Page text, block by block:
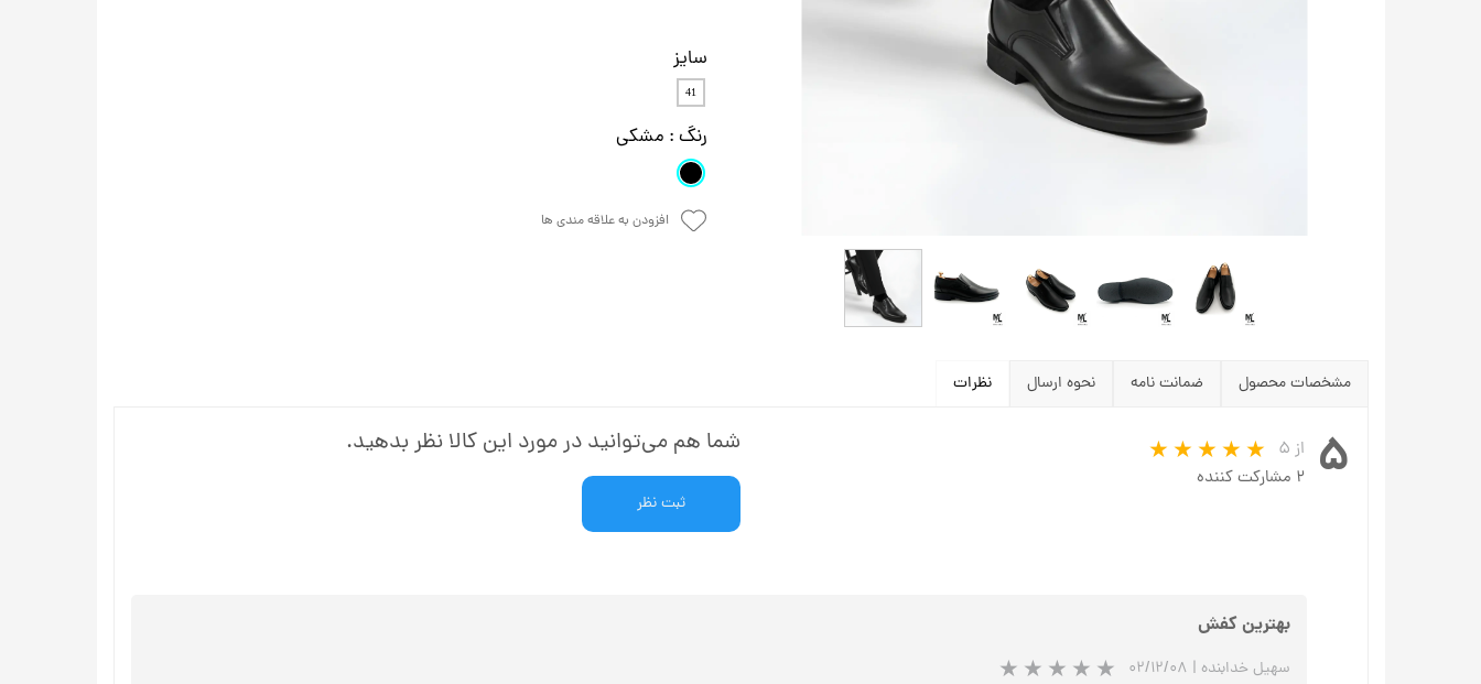
سایز
41
رنگ: مشکی
افزودن به علاقه مندی ها
مشخصات محصول ضمانت نامه نحوه ارسال نظرات
۵
از ۵
۲ مشارکت کننده
شما هم می‌توانید در مورد این کالا نظر بدهید.
ثبت نظر
بهترین کفش
سهیل خدابنده | ۰۲/۱۲/۰۸